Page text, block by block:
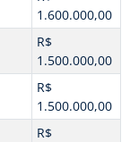
1.600.000,00
R$
1.500.000,00
R$
1.500.000,00
R$